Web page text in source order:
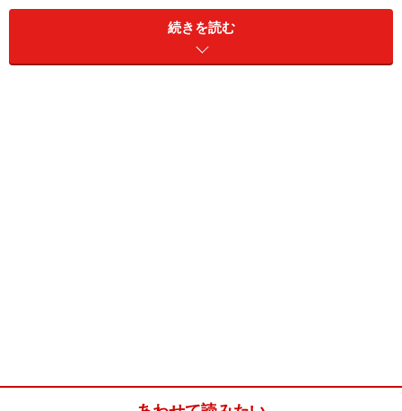
続きを読む